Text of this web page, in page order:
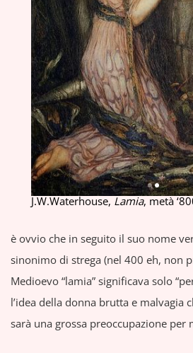
J.W.Waterhouse, Lamia, metà
è ovvio che in seguito il suo nome
sinonimo di strega (nel 400 eh, non
Medioevo “lamia” significava solo
l’idea della donna brutta e malvagia
sarà una grossa preoccupazione per